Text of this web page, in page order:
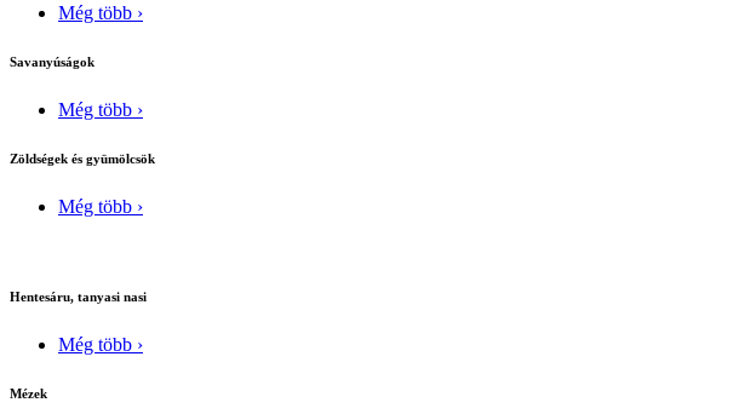
Még több ›
Savanyúságok
Még több ›
Zöldségek és gyümölcsök
Még több ›
Hentesáru, tanyasi nasi
Még több ›
Mézek